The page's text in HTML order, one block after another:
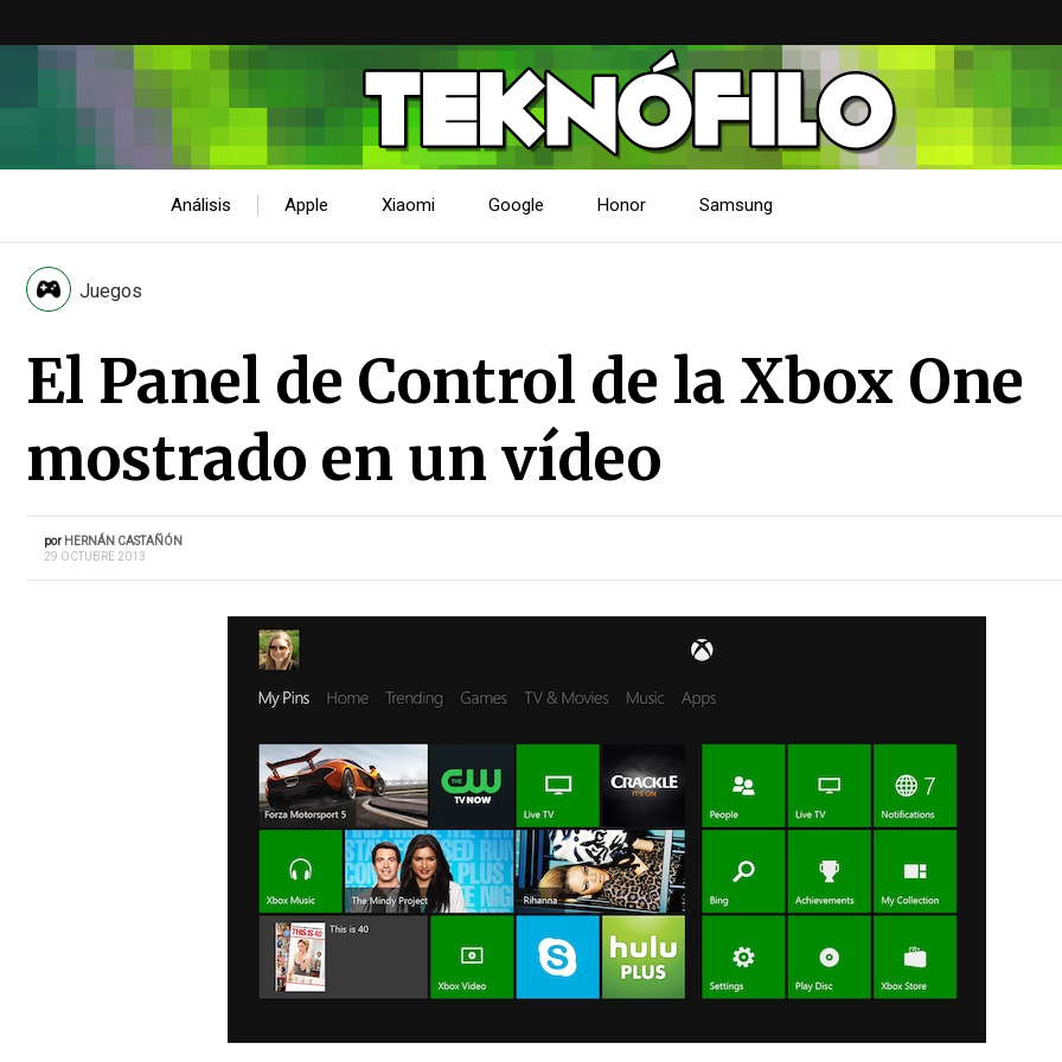
Análisis Apple Xiaomi Google Honor Samsung
Juegos
El Panel de Control de la Xbox One
mostrado en un vídeo
por HERNÁN CASTAÑÓN
29 OCTUBRE 2013